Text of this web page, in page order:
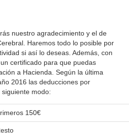
nuestro agradecimiento y el de
Haremos todo lo posible por
si así lo deseas. Además, con
certificado para que puedas
a Hacienda. Según la última
2016 las deducciones por
modo:
150€